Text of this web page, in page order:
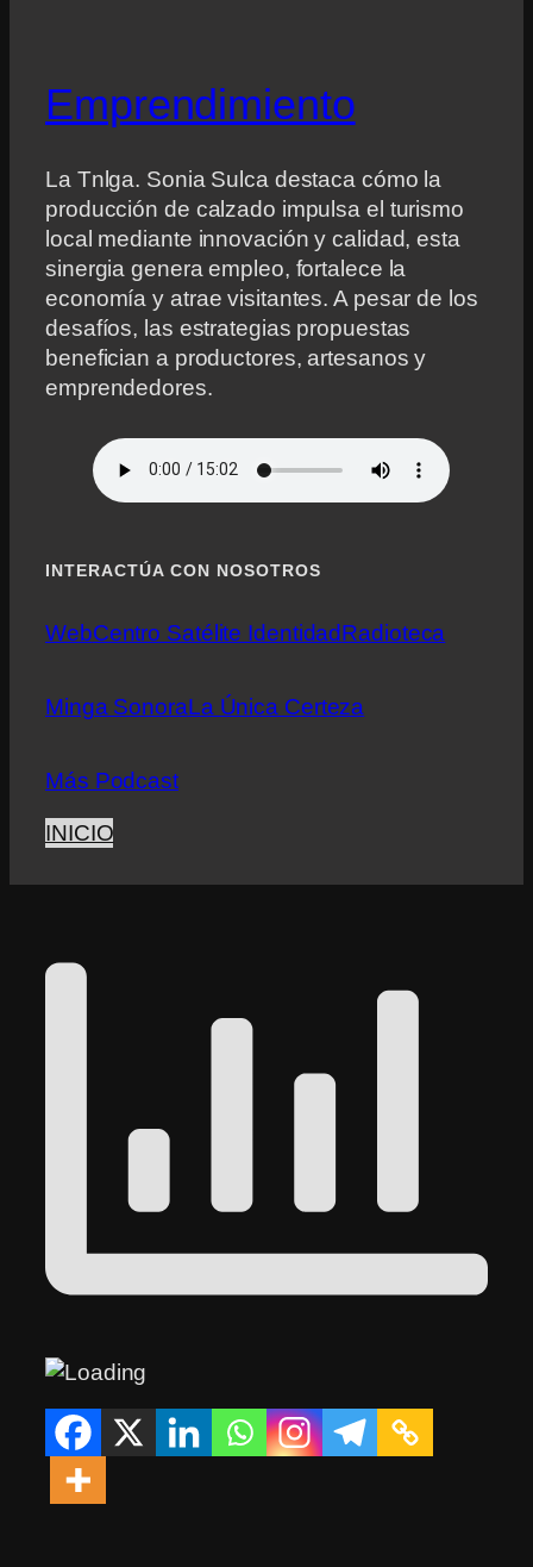
Emprendimiento
La Tnlga. Sonia Sulca destaca cómo la
producción de calzado impulsa el turismo
local mediante innovación y calidad, esta
sinergia genera empleo, fortalece la
economía y atrae visitantes. A pesar de los
desafíos, las estrategias propuestas
benefician a productores, artesanos y
emprendedores.
INTERACTÚA CON NOSOTROS
WebCentro Satélite IdentidadRadioteca
Minga SonoraLa Única Certeza
Más Podcast
INICIO